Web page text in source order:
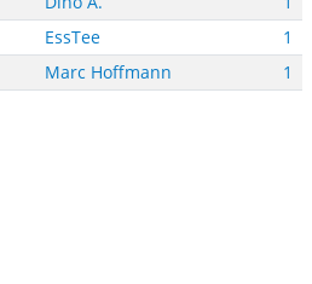
EssTee
1
Marc Hoffmann
1